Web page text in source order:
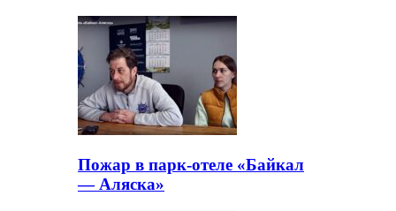
Пожар в парк-отеле «Байкал
— Аляска»